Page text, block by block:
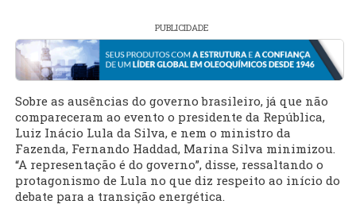
PUBLICIDADE
Sobre as ausências do governo brasileiro, já que não
compareceram ao evento o presidente da República,
Luiz Inácio Lula da Silva, e nem o ministro da
Fazenda, Fernando Haddad, Marina Silva minimizou.
“A representação é do governo”, disse, ressaltando o
protagonismo de Lula no que diz respeito ao início do
debate para a transição energética.